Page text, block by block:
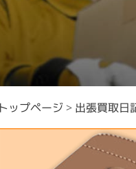
トップページ> 出張買取日